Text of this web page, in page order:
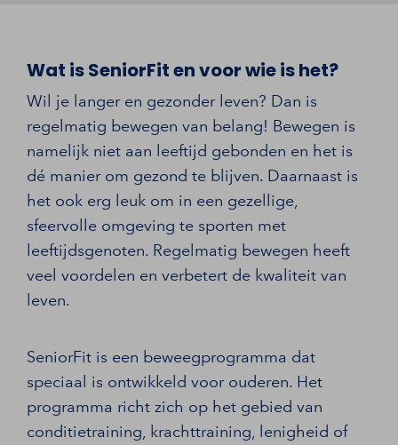
Wat is SeniorFit en voor wie is het?
Wil je langer en gezonder leven? Dan is
regelmatig bewegen van belang! Bewegen is
namelijk niet aan leeftijd gebonden en het is
dé manier om gezond te blijven. Daarnaast is
het ook erg leuk om in een gezellige,
sfeervolle omgeving te sporten met
leeftijdsgenoten. Regelmatig bewegen heeft
veel voordelen en verbetert de kwaliteit van
leven.
SeniorFit is een beweegprogramma dat
speciaal is ontwikkeld voor ouderen. Het
programma richt zich op het gebied van
conditietraining, krachttraining, lenigheid of